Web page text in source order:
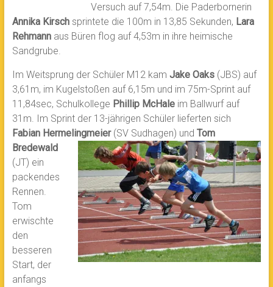
Versuch auf 7,54m. Die Paderbornerin
Annika Kirschsprintete die 100m in 13,85 Sekunden, Lara
Rehmannaus Büren flog auf 4,53m in ihre heimische
Sandgrube.
Im Weitsprung der Schüler M12 kam Jake Oaks(JBS) auf
3,61m, im Kugelstoßen auf 6,15m und im 75m-Sprint auf
11,84sec, Schulkollege Phillip McHaleim Ballwurf auf
31m. Im Sprint der 13-jährigen Schüler lieferten sich
Fabian Hermelingmeier(SV Sudhagen) und Tom
Bredewald
(JT) ein
packendes
Rennen.
Tom
erwischte
den
besseren
Start, der
anfangs